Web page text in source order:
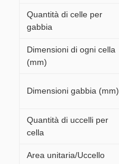
Quantità di celle per
gabbia
Dimensioni di ogni cella
(mm)
Dimensioni gabbia (mm)
Quantità di uccelli per
cella
Area unitaria/Uccello